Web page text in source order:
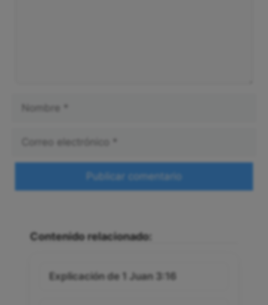
Contenido relacionado:
Explicación de 1 Juan 3:16